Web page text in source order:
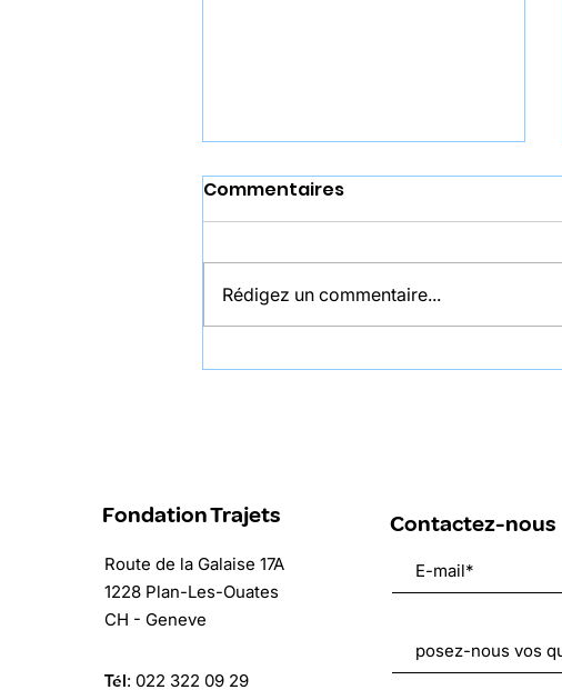
Programme Trajets
Commentaires
Rédigez un commentaire...
Fondation Trajets
Route de la Galaise 17A
1228 Plan-Les-Ouates
CH - Geneve
Tél: 022 322 09 29
Contactez-nous